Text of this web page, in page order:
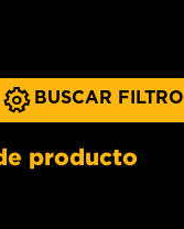
BUSCAR FILTRO
producto